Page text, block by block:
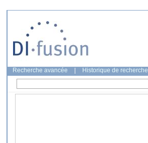
Recherche avancée Historique de recherche